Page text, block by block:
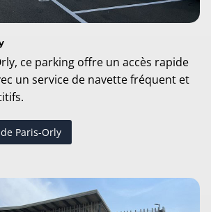
ce parking offre un accès rapide
un service de navette fréquent et
Paris-Orly